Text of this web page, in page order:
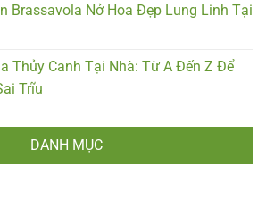
Brassavola Nở Hoa Đẹp Lung Linh Tại
Thủy Canh Tại Nhà: Từ A Đến Z Để
Trĩu
DANH MỤC